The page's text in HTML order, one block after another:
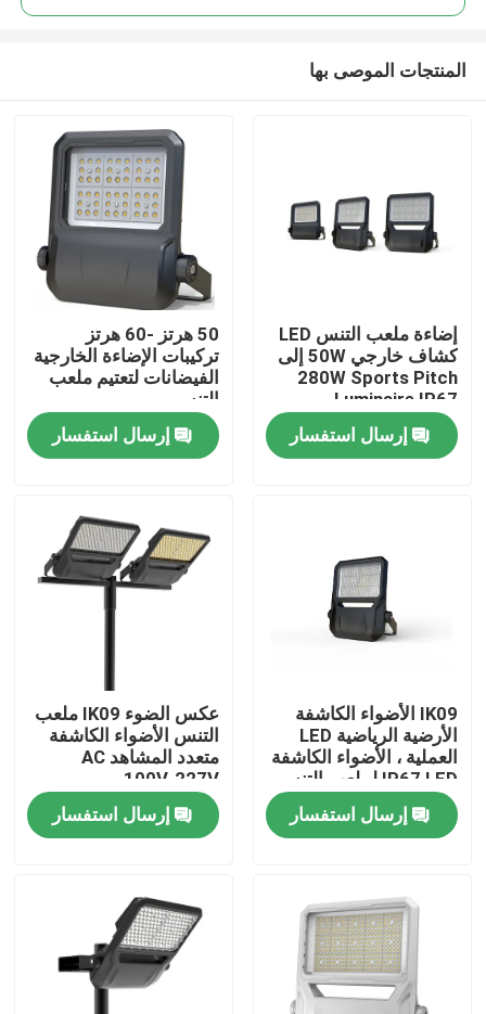
بيت
منتجات
معلومات عنا
رقابة جودة
اطلب اقتباس
ضوء ملعب LED
ضوء الفيضانات LED في الهواء الطلق
المنتجات الموصى بها
إضاءة ملعب التنس LED
كشاف خارجي 50W إلى
280W Sports Pitch
Luminaire IP67
إرسال استفسار
50 هرتز -60 هرتز
تركيبات الإضاءة الخارجية
الفيضانات لتعتيم ملعب
التنس
إرسال استفسار
IK09 الأضواء الكاشفة
الأرضية الرياضية LED
العملية ، الأضواء الكاشفة
IP67 LED لملعب التنس
إرسال استفسار
عكس الضوء IK09 ملعب
التنس الأضواء الكاشفة
متعدد المشاهد AC
100V-227V
إرسال استفسار